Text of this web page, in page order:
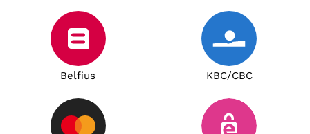
Belfius KBC/CBC